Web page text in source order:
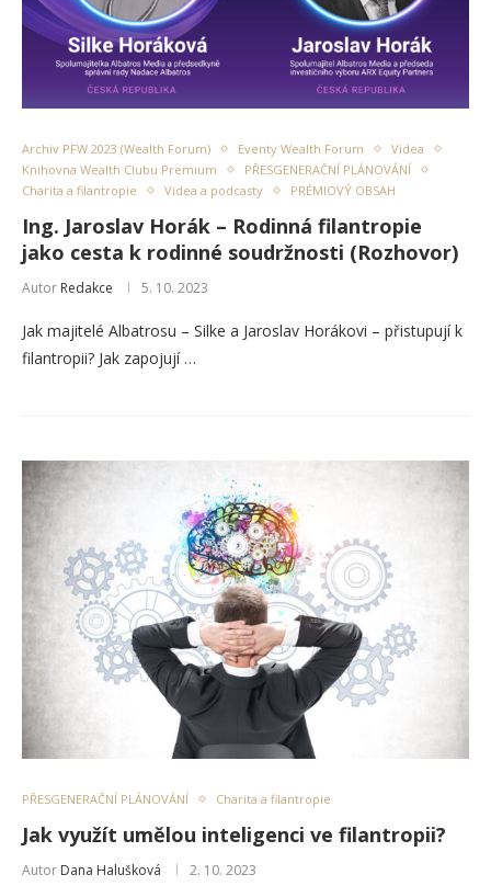
Archiv PFW 2023 (Wealth Forum) Eventy Wealth Forum
Videa
Knihovna Wealth Clubu Premium
PŘESGENERAČNÍ PLÁNOVÁNÍ
Charita a filantropie
Videa a podcasty PRÉMIOVÝ OBSAH
Ing. Jaroslav Horák – Rodinná filantropie
jako cesta k rodinné soudržnosti (Rozhovor)
Autor Redakce 5. 10. 2023
Jak majitelé Albatrosu – Silke a Jaroslav Horákovi – přistupují k
filantropii? Jak zapojují …
PŘESGENERAČNÍ PLÁNOVÁNÍ Charita a filantropie
Jak využít umělou inteligenci ve filantropii?
Autor Dana Halušková 2. 10. 2023